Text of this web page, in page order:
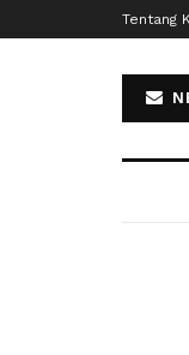
Tentang